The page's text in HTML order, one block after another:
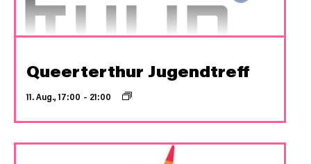
Queerterthur Jugendtreff
11. Aug., 17:00 – 21:00